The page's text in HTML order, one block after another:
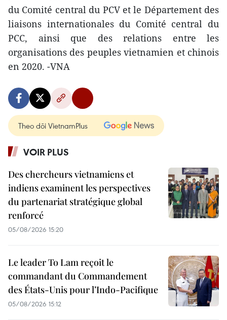
du Comité central du PCV et le Département des
liaisons internationales du Comité central du
PCC, ainsi que des relations entre les
organisations des peuples vietnamien et chinois
en 2020. -VNA
Theo dõi VietnamPlus
VOIR PLUS
Des chercheurs vietnamiens et
indiens examinent les perspectives
du partenariat stratégique global
renforcé
05/08/2026 15:20
Le leader To Lam reçoit le
commandant du Commandement
des États-Unis pour l’Indo-Pacifique
05/08/2026 15:12